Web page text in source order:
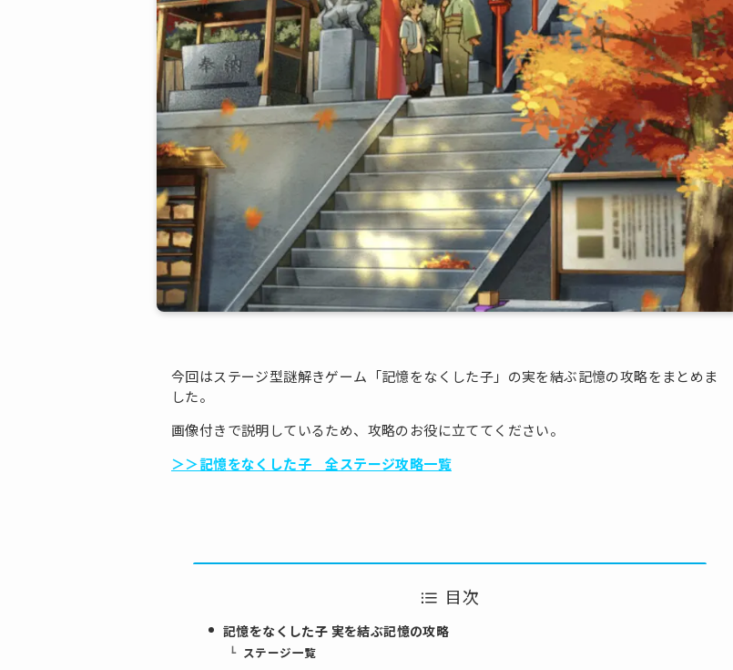
今回はステージ型謎解きゲーム「記憶をなくした子」の実を結ぶ記憶の攻略をまとめま
した。
画像付きで説明しているため、攻略のお役に立ててください。
＞＞記憶をなくした子 全ステージ攻略一覧
目次
記憶をなくした子 実を結ぶ記憶の攻略
ステージ一覧